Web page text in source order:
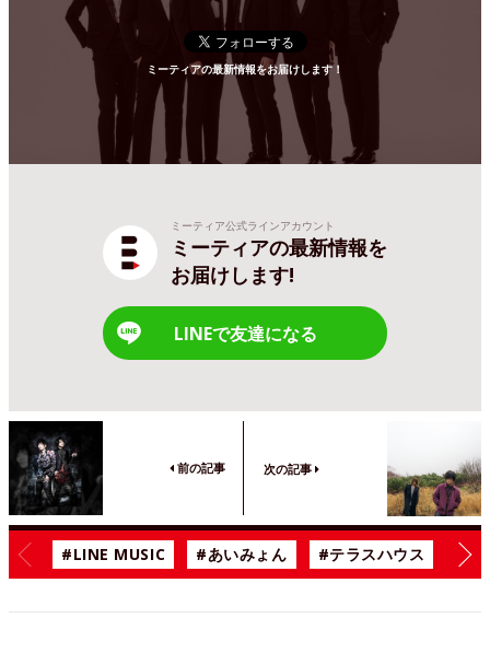
ミーティアの最新情報をお届けします！
ミーティア公式ラインアカウント
ミーティアの最新情報を
お届けします!
LINEで友達になる
前の記事 次の記事
#LINE MUSIC #あいみょん #テラスハウス #漫